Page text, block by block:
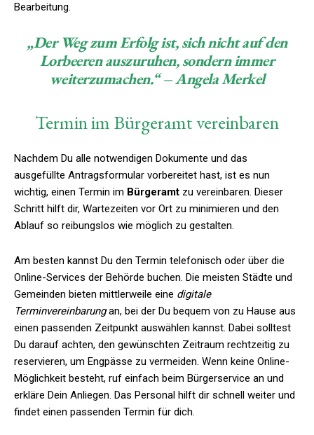
Bearbeitung.
„Der Weg zum Erfolg ist, sich nicht auf den
Lorbeeren auszuruhen, sondern immer
weiterzumachen.“ – Angela Merkel
Termin im Bürgeramt vereinbaren
Nachdem Du alle notwendigen Dokumente und das
ausgefüllte Antragsformular vorbereitet hast, ist es nun
wichtig, einen Termin im Bürgeramt zu vereinbaren. Dieser
Schritt hilft dir, Wartezeiten vor Ort zu minimieren und den
Ablauf so reibungslos wie möglich zu gestalten.
Am besten kannst Du den Termin telefonisch oder über die
Online-Services der Behörde buchen. Die meisten Städte und
Gemeinden bieten mittlerweile eine digitale
Terminvereinbarungan, bei der Du bequem von zu Hause aus
einen passenden Zeitpunkt auswählen kannst. Dabei solltest
Du darauf achten, den gewünschten Zeitraum rechtzeitig zu
reservieren, um Engpässe zu vermeiden. Wenn keine Online-
Möglichkeit besteht, ruf einfach beim Bürgerservice an und
erkläre Dein Anliegen. Das Personal hilft dir schnell weiter und
findet einen passenden Termin für dich.